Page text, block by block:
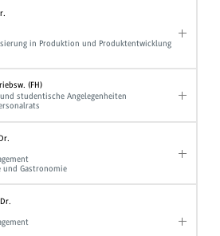
in Produktion und Produktentwicklung
(FH)
studentische Angelegenheiten
und Gastronomie